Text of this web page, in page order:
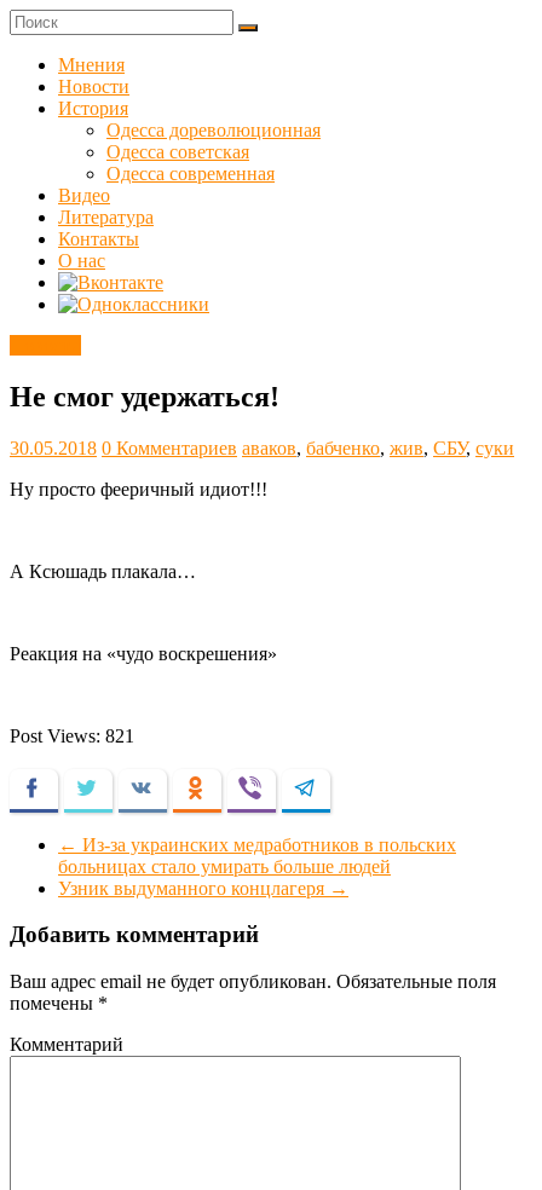
Skip
to
content
Куликовец
Сайт
одесского
сопротивления
Мнения
Новости
История
Одесса дореволюционная
Одесса советская
Одесса современная
Видео
Литература
Контакты
О нас
Не смог удержаться!
30.05.2018 0 Комментариев аваков, бабченко, жив, СБУ, суки
Ну просто фееричный идиот!!!
А Ксюшадь плакала…
Реакция на «чудо воскрешения»
Post Views: 821
FacebookTwitter VKontakteOdnoklassniki
Viber
← Из-за украинских медработников в польских
больницах стало умирать больше людей
Узник выдуманного концлагеря →
Добавить комментарий
Ваш адрес email не будет опубликован. Обязательные поля
помечены *
Комментарий